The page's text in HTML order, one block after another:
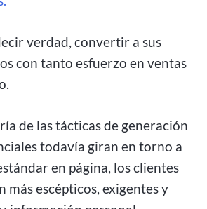
verdad, convertir a sus
con tanto esfuerzo en ventas
de las tácticas de generación
todavía giran en torno a
en página, los clientes
más escépticos, exigentes y